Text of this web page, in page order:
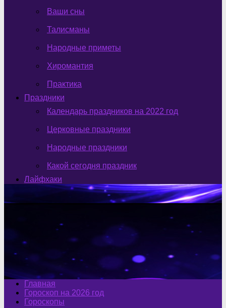
Ваши сны
Талисманы
Народные приметы
Хиромантия
Практика
Праздники
Календарь праздников на 2022 год
Церковные праздники
Народные праздники
Какой сегодня праздник
Лайфхаки
Главная
Гороскоп на 2026 год
Гороскопы